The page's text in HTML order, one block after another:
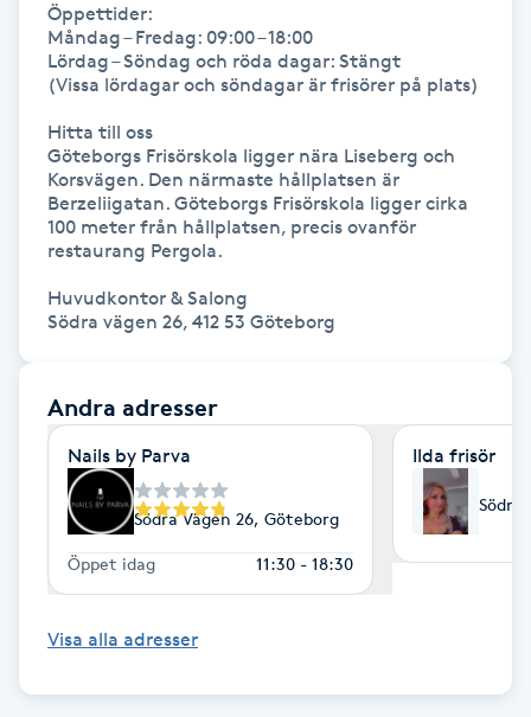
Gelenaglar
Gellack med förstärkning
Gravidmassage
Gravidyoga
Gua Sha-massage
Öppettider:
Måndag – Fredag: 09:00 – 18:00
Lördag – Söndag och röda dagar: Stängt
(Vissa lördagar och söndagar är frisörer på plats)
Hitta till oss
Göteborgs Frisörskola ligger nära Liseberg och
Korsvägen. Den närmaste hållplatsen är
Berzeliigatan. Göteborgs Frisörskola ligger cirka
100 meter från hållplatsen, precis ovanför
restaurang Pergola.
Huvudkontor & Salong
Södra vägen 26, 412 53 Göteborg
Andra adresser
Nails by Parva
Södra Vägen 26, Göteborg
Öppet idag 11:30 - 18:30
Ilda frisör
Södra
Visa alla adresser